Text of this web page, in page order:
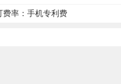
费率：手机专利费